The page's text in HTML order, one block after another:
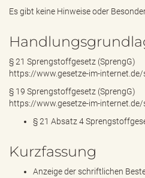
Es gibt keine Hinweise oder
§ 21 Sprengstoffgesetz (SprengG)
https://www.gesetze-im-internet.de/
§ 19 Sprengstoffgesetz (SprengG)
https://www.gesetze-im-internet.de/
§ 21 Absatz 4
Kurzfassung
Anzeige der schriftlichen